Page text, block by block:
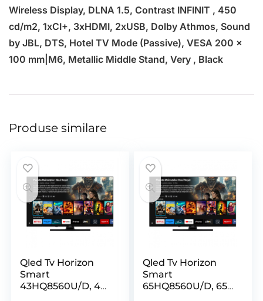
Wireless Display, DLNA 1.5, Contrast INFINIT , 450
cd/m2, 1xCI+, 3xHDMI, 2xUSB, Dolby Athmos, Sound
by JBL, DTS, Hotel TV Mode (Passive), VESA 200 x
100 mm|M6, Metallic Middle Stand, Very , Black
Produse similare
Qled Tv Horizon
Smart
43HQ8560U/D, 43″
Qled Tv Horizon
Smart
65HQ8560U/D, 65″